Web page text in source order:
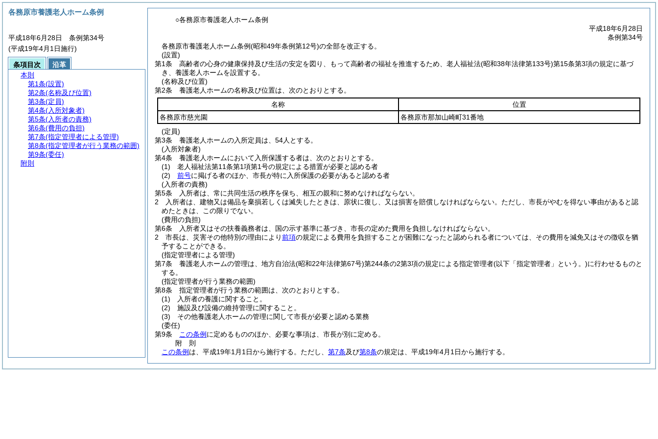
○各務原市養護老人ホーム条例
平成18年6月28日
条例第34号
各務原市養護老人ホーム条例(昭和49年条例第12号)の全部を改正する。
(設置)
第1条
高齢者の心身の健康保持及び生活の安定を図り、もって高齢者の福祉を推進するため、老人福祉法(昭和38年法律第133号)第15条第3項の規定に基づ
き、養護老人ホームを設置する。
(名称及び位置)
第2条
養護老人ホームの名称及び位置は、次のとおりとする。
名称
位置
各務原市慈光園
各務原市那加山崎町31番地
(定員)
第3条
養護老人ホームの入所定員は、54人とする。
(入所対象者)
第4条
養護老人ホームにおいて入所保護する者は、次のとおりとする。
(1)
老人福祉法第11条第1項第1号の規定による措置が必要と認める者
(2)
前号に掲げる者のほか、市長が特に入所保護の必要があると認める者
(入所者の責務)
第5条
入所者は、常に共同生活の秩序を保ち、相互の親和に努めなければならない。
2
入所者は、建物又は備品を棄損若しくは滅失したときは、原状に復し、又は損害を賠償しなければならない。 ただし、市長がやむを得ない事由があると認
めたときは、この限りでない。
(費用の負担)
第6条
入所者又はその扶養義務者は、国の示す基準に基づき、市長の定めた費用を負担しなければならない。
2
市長は、災害その他特別の理由により前項の規定による費用を負担することが困難になったと認められる者については、その費用を減免又はその徴収を猶
予することができる。
(指定管理者による管理)
第7条
養護老人ホームの管理は、地方自治法(昭和22年法律第67号)第244条の2第3項の規定による指定管理者(以下「指定管理者」という。)に行わせるものと
する。
(指定管理者が行う業務の範囲)
第8条
指定管理者が行う業務の範囲は、次のとおりとする。
(1)
入所者の養護に関すること。
(2)
施設及び設備の維持管理に関すること。
(3)
その他養護老人ホームの管理に関して市長が必要と認める業務
(委任)
第9条
この条例 に定めるもののほか、必要な事項は、市長が別に定める。
附 則
この条例 は、平成19年1月1日から施行する。 ただし、 第7条及び第8条の規定は、平成19年4月1日から施行する。
各務原市養護老人ホーム条例
平成18年6月28日 条例第34号
(平成19年4月1日施行)
条項目次
沿革
本則
第1条(設置)
第2条(名称及び位置)
第3条(定員)
第4条(入所対象者)
第5条(入所者の責務)
第6条(費用の負担)
第7条(指定管理者による管理)
第8条(指定管理者が行う業務の範囲)
第9条(委任)
附則